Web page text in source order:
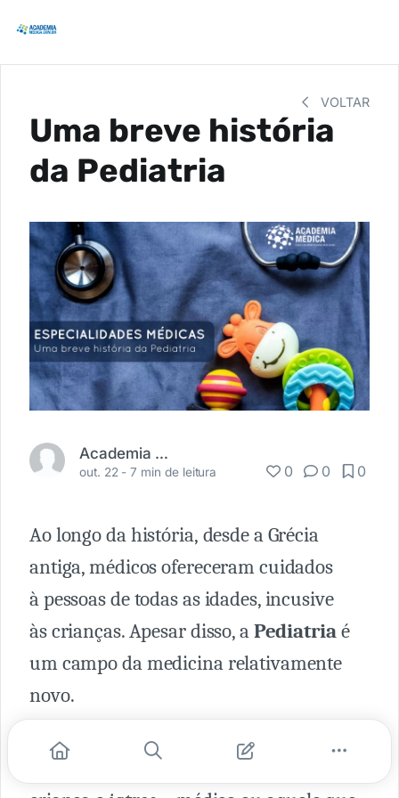
VOLTAR
Uma breve história
da Pediatria
Academia Médica
out. 22 -7 min de leitura 0 0 0
Ao longo da história, desde a Grécia
antiga, médicos ofereceram cuidados
à pessoas de todas as idades, incusive
às crianças. Apesar disso, aPediatriaé
um campo da medicina relativamente
novo.
O termo
Pediatria
deriva de duas